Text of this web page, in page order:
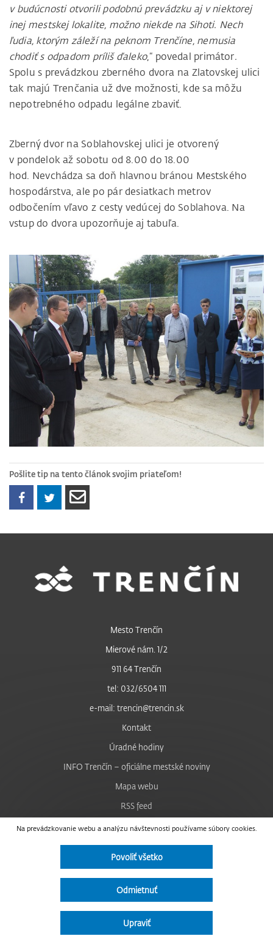
v budúcnosti otvorili podobnú prevádzku aj v niektorej
inej mestskej lokalite, možno niekde na Sihoti. Nech
ľudia, ktorým záleží na peknom Trenčíne, nemusia
chodiť s odpadom príliš ďaleko,“ povedal primátor.
Spolu s prevádzkou zberného dvora na Zlatovskej ulici
tak majú Trenčania už dve možnosti, kde sa môžu
nepotrebného odpadu legálne zbaviť.
Zberný dvor na Soblahovskej ulici je otvorený
v pondelok až sobotu od 8.00 do 18.00
hod. Nevchádza sa doň hlavnou bránou Mestského
hospodárstva, ale po pár desiatkach metrov
odbočením vľavo z cesty vedúcej do Soblahova. Na
vstup do dvora upozorňuje aj tabuľa.
Pošlite tip na tento článok svojim priateľom!
Na prevádzkovanie webu a analýzu návštevnosti používame súbory cookies.
Povoliť všetko
Odmietnuť
Upraviť
Mesto Trenčín
Mierové nám. 1/2
911 64 Trenčín
tel: 032/6504 111
e-mail: trencin@trencin.sk
Kontakt
Úradné hodiny
INFO Trenčín – oficiálne mestské noviny
Mapa webu
RSS feed
Nastavenie cookies
Facebook
Instagram
Vyhlásenie o prístupnosti